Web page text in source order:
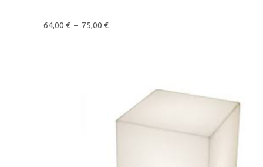
64,00 € – 75,00 €